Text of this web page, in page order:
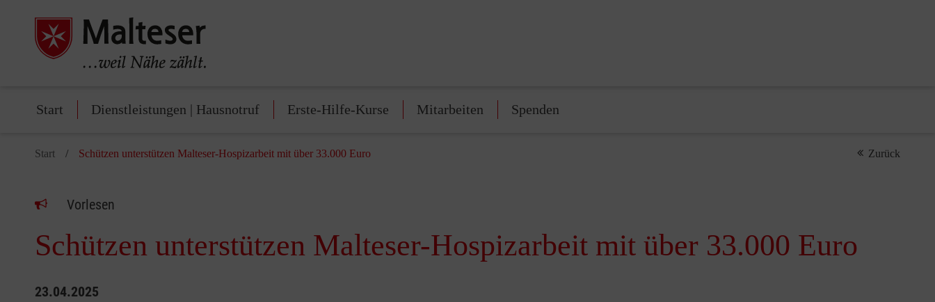
Start Dienstleistungen | Hausnotruf Erste-Hilfe-Kurse Mitarbeiten Spenden
Start Schützen unterstützen Malteser-Hospizarbeit mit über 33.000 Euro Zurück
Vorlesen
Schützen unterstützen Malteser-Hospizarbeit mit über 33.000 Euro
23.04.2025